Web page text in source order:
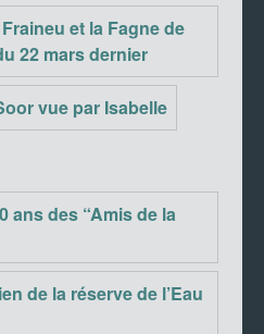
et la Fagne de
22 mars dernier
vue par Isabelle
ans des “Amis de la
de la réserve de l’Eau